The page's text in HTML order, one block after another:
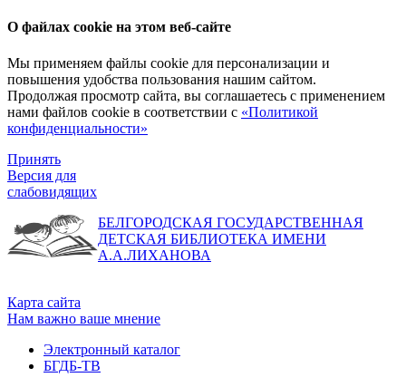
О файлах cookie на этом веб-сайте
Мы применяем файлы cookie для персонализации и
повышения удобства пользования нашим сайтом.
Продолжая просмотр сайта, вы соглашаетесь с применением
нами файлов cookie в соответствии с «Политикой
конфиденциальности»
Принять
Версия для
слабовидящих
БЕЛГОРОДСКАЯ ГОСУДАРСТВЕННАЯ
ДЕТСКАЯ БИБЛИОТЕКА ИМЕНИ
А.А.ЛИХАНОВА
Карта сайта
Нам важно ваше мнение
Электронный каталог
БГДБ-ТВ